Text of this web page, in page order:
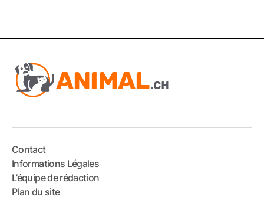
Contact
Informations Légales
L’équipe de rédaction
Plan du site